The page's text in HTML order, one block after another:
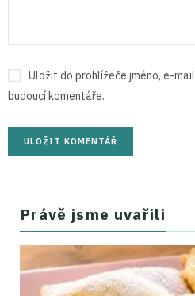
Uložit do prohlížeče jméno, e-
budoucí komentáře.
Právě jsme uvařili